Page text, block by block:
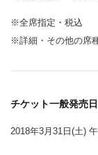
※全席指定・税込
※詳細・その他の席
チケット一般発売
2018年3月31日(土)